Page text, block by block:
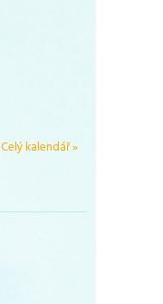
Celý kalendář »